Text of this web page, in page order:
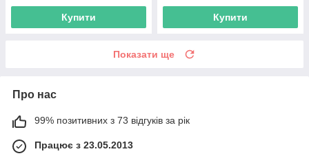
Купити Купити
Показати ще
Про нас
99% позитивних з 73 відгуків за рік
Працює з 23.05.2013